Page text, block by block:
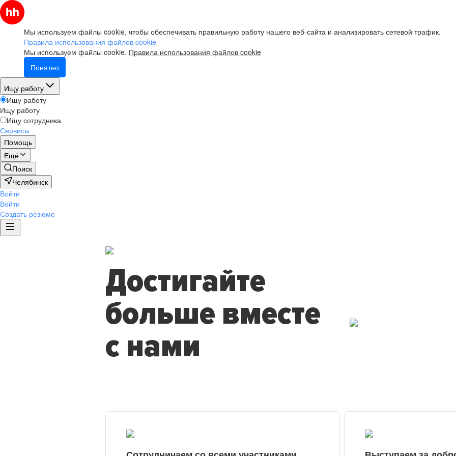
Мы используем файлы cookie, чтобы обеспечивать правильную работу нашего веб-сайта и анализировать сетевой трафик.
Правила использования файлов cookie
Мы используем файлы cookie. Правила использования файлов cookie
Понятно
Ищу работу
Ищу работу
Ищу работу
Ищу сотрудника
Сервисы
Помощь
Ещё
Поиск
Челябинск
Войти
Войти
Создать резюме
Достигайте
больше вместе
с нами